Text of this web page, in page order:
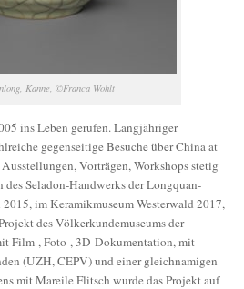
Kanne, ©Franca Wohlt
ins Leben gerufen. Langjähriger
gegenseitige Besuche über China at
Vorträgen, Workshops stetig
des Seladon-Handwerks der Longquan-
im Keramikmuseum Westerwald 2017,
des Völkerkundemuseums der
Film-, Foto-, 3D-Dokumentation, mit
(UZH, CEPV) und einer gleichnamigen
mit Mareile Flitsch wurde das Projekt auf